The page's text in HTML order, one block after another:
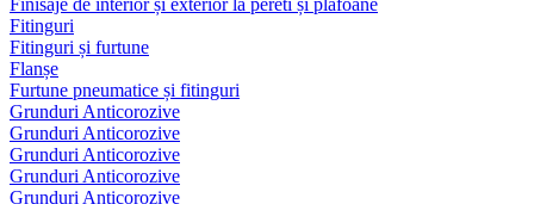
Finisaje de interior și exterior la pereti și plafoane
Fitinguri
Fitinguri și furtune
Flanșe
Furtune pneumatice și fitinguri
Grunduri Anticorozive
Grunduri Anticorozive
Grunduri Anticorozive
Grunduri Anticorozive
Grunduri Anticorozive